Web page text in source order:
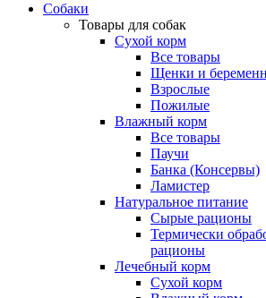
Собаки
Товары для собак
Сухой корм
Все товары
Щенки и
Взрослые
Пожилые
Влажный корм
Все товары
Паучи
Банка (Консервы)
Ламистер
Натуральное питание
Сырые рационы
Термически
рационы
Лечебный корм
Сухой корм